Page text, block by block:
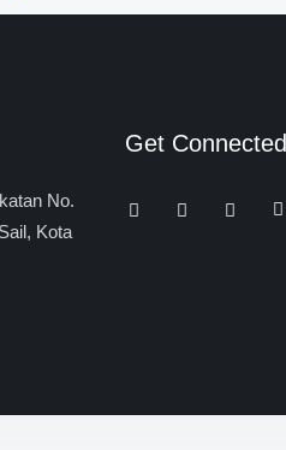
No.
Kota
Get Connected